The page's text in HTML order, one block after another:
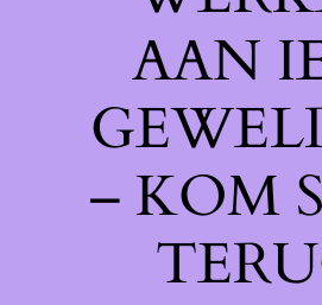
AAN
– KOM